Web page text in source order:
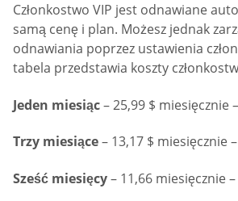
Członkostwo VIP jest odnawiane
samą cenę i plan. Możesz jednak
odnawiania poprzez ustawienia
tabela przedstawia koszty
Jeden miesiąc– 25,99 $ miesięcznie
Trzy miesiące– 13,17 $ miesięcznie
Sześć miesięcy– 11,66 miesięcznie